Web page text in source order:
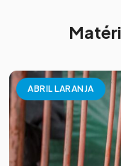
ABRIL LARANJA